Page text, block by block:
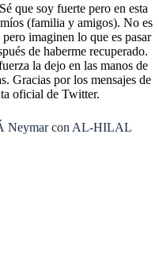
Sé que soy fuerte pero en esta
(familia y amigos). No es
imaginen lo que es pasar
de haberme recuperado.
la dejo en las manos de
Gracias por los mensajes de
oficial de Twitter.
Neymar con AL-HILAL